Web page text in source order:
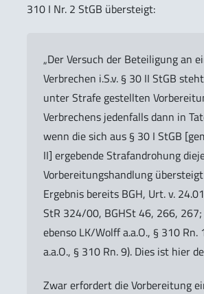
310 I Nr. 2 StGB übersteigt:
„Der Versuch der Beteiligung an
Verbrechen i.S.v. § 30 II StGB
unter Strafe gestellten
Verbrechens jedenfalls dann in
wenn die sich aus § 30 I StGB
II] ergebende Strafandrohung
Vorbereitungshandlung
Ergebnis bereits BGH, Urt. v.
StR 324/00, BGHSt 46, 266,
ebenso LK/Wolff a.a.O., § 310 Rn.
a.a.O., § 310 Rn. 9). Dies ist hier
Zwar erfordert die Vorbereitung